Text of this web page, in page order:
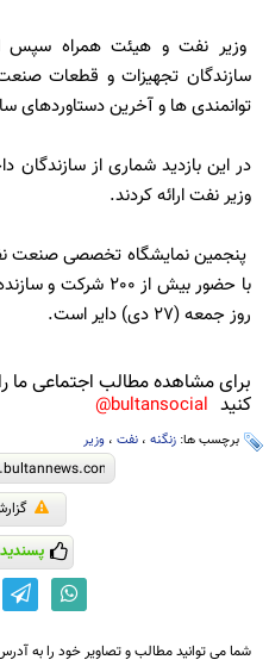
وزیر نفت و هیئت همراه سپس
سازندگان تجهیزات و قطعات
توانمندی ها و آخرین دستاوردهای
در این بازدید شماری از سازندگان
وزیر نفت ارائه کردند.
با حضور بیش از ٢٠٠
روز جمعه (٢٧ دی) دایر است.
برای مشاهده مطالب اجتماعی ما
کنید bultansocial@
برچسب ها: زنگنه ، نفت ، وزیر
شما می توانید مطالب و تصاویر خود را به